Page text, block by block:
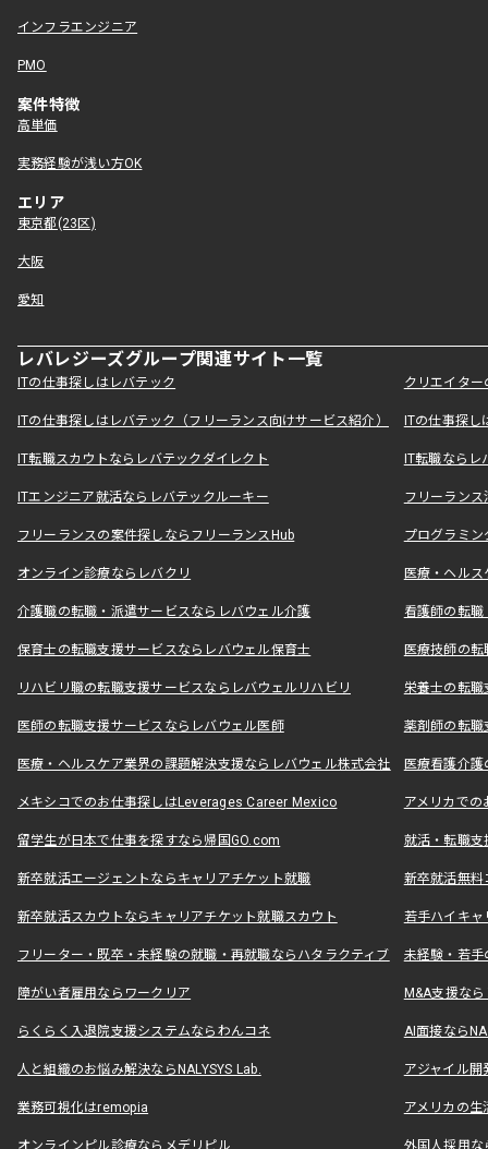
インフラエンジニア
PMO
案件特徴
高単価
実務経験が浅い方OK
エリア
東京都(23区)
大阪
愛知
レバレジーズグループ関連サイト一覧
ITの仕事探しはレバテック クリエイタ
ITの仕事探しはレバテック（フリーランス向けサービス紹介） ITの仕事探
IT転職スカウトならレバテックダイレクト IT転職なら
ITエンジニア就活ならレバテックルーキー フリーラン
フリーランスの案件探しならフリーランスHub プログラミ
オンライン診療ならレバクリ 医療・ヘル
介護職の転職・派遣サービスならレバウェル介護 看護師の転
保育士の転職支援サービスならレバウェル保育士 医療技師の
リハビリ職の転職支援サービスならレバウェルリハビリ 栄養士の転
医師の転職支援サービスならレバウェル医師 薬剤師の転
医療・ヘルスケア業界の課題解決支援ならレバウェル株式会社 医療看護介
メキシコでのお仕事探しはLeverages Career Mexico アメリカで
留学生が日本で仕事を探すなら帰国GO.com 就活・転職
新卒就活エージェントならキャリアチケット就職 新卒就活無料
新卒就活スカウトならキャリアチケット就職スカウト 若手ハイキ
フリーター・既卒・未経験の就職・再就職ならハタラクティブ 未経験・若手
障がい者雇用ならワークリア M&A支援な
らくらく入退院支援システムならわんコネ AI面接なら
人と組織のお悩み解決ならNALYSYS Lab. アジャイル
業務可視化はremopia アメリカの
オンラインピル診療ならメデリピル 外国人採用